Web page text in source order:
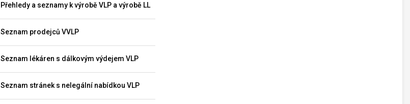
Přehledy a seznamy k výrobě VLP a výrobě LL
Seznam prodejců VVLP
Seznam lékáren s dálkovým výdejem VLP
Seznam stránek s nelegální nabídkou VLP